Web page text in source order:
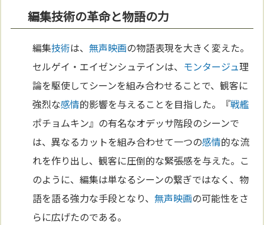
編集技術の革命と物語の力
編集技術は、無声映画の物語表現を大きく変えた。
セルゲイ・エイゼンシュテインは、 モンタージュ理
論を駆使してシーンを組み合わせることで、観客に
強烈な感情的影響を与えることを目指した。『戦艦
ポチョムキン』の有名なオデッサ階段のシーンで
は、異なるカットを組み合わせて一つの感情的な流
れを作り出し、観客に圧倒的な緊張感を与えた。こ
のように、編集は単なるシーンの繋ぎではなく、物
語を語る強力な手段となり、無声映画の可能性をさ
らに広げたのである。